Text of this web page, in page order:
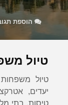
הוספת
טיול
טיול
יעדים,
טיסות, בתי